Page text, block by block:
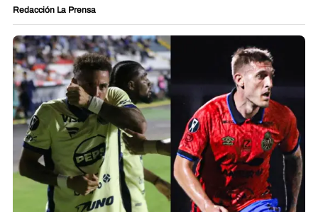
Redacción La Prensa